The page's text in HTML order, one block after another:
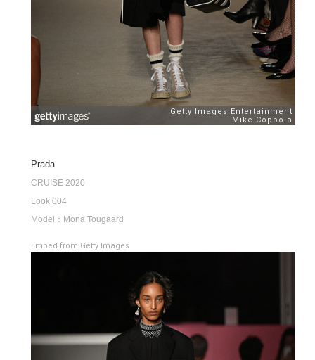
Prada
CRUISE 2020
Look 004
Model：Mona Tougaard
Embed from Getty Images